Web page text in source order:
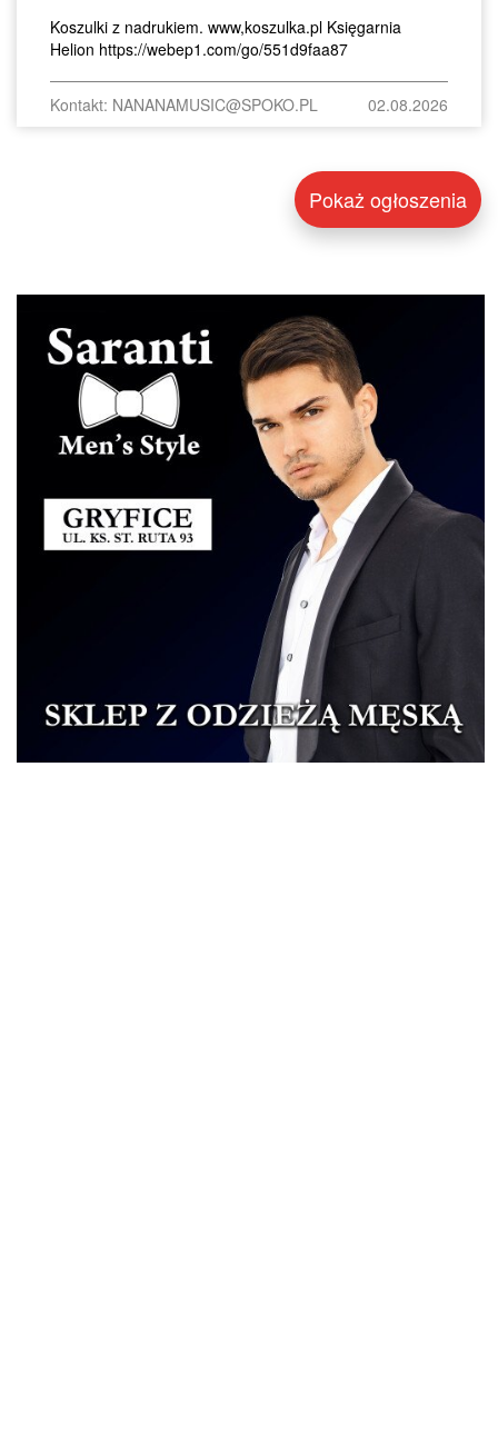
Koszulki z nadrukiem. www,koszulka.pl Księgarnia
Helion https://webep1.com/go/551d9faa87
Kontakt: NANANAMUSIC@SPOKO.PL 02.08.2026
Pokaż ogłoszenia